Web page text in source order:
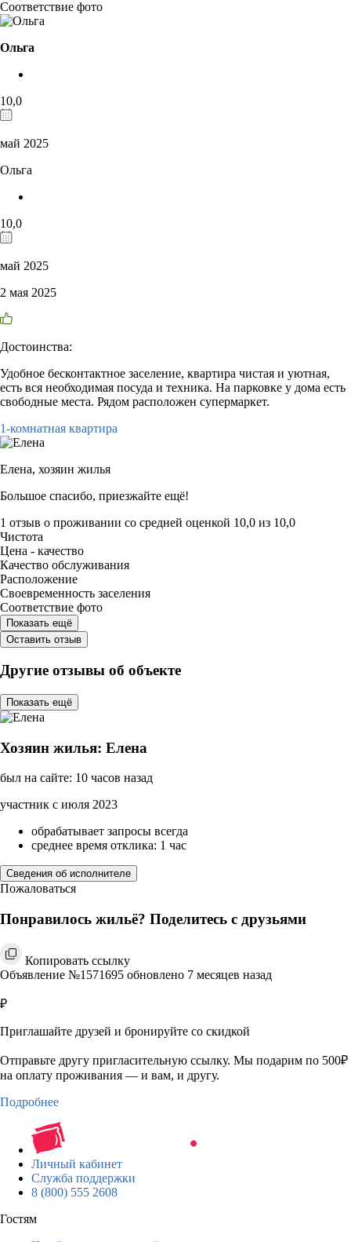
Соответствие фото
Ольга
10,0
май 2025
Ольга
10,0
май 2025
2 мая 2025
Достоинства:
Удобное бесконтактное заселение, квартира чистая и уютная,
есть вся необходимая посуда и техника. На парковке у дома есть
свободные места. Рядом расположен супермаркет.
1-комнатная квартира
Елена, хозяин жилья
Большое спасибо, приезжайте ещё!
1 отзыв о проживании со средней оценкой 10,0 из 10,0
Чистота
Цена - качество
Качество обслуживания
Расположение
Своевременность заселения
Соответствие фото
Показать ещё
Оставить отзыв
Другие отзывы об объекте
Показать ещё
Хозяин жилья: Елена
был на сайте: 10 часов назад
участник с июля 2023
обрабатывает запросы всегда
среднее время отклика: 1 час
Сведения об исполнителе
Пожаловаться
Понравилось жильё? Поделитесь с друзьями
Копировать ссылку
Объявление №1571695 обновлено 7 месяцев назад
₽
Приглашайте друзей и бронируйте со скидкой
Отправьте другу пригласительную ссылку. Мы подарим по 500₽
на оплату проживания — и вам, и другу.
Подробнее
Личный кабинет
Служба поддержки
8 (800) 555 2608
Гостям